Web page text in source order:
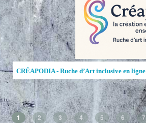
CRÉAPODIA - Ruche d’Art inclusive en ligne
1 2 3 4 5 6 7